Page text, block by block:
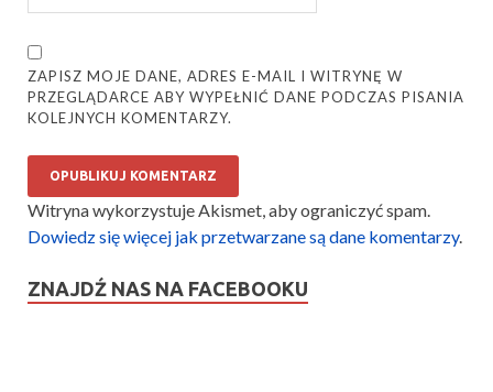
ZAPISZ MOJE DANE, ADRES E-MAIL I WITRYNĘ W
PRZEGLĄDARCE ABY WYPEŁNIĆ DANE PODCZAS PISANIA
KOLEJNYCH KOMENTARZY.
Witryna wykorzystuje Akismet, aby ograniczyć spam.
Dowiedz się więcej jak przetwarzane są dane komentarzy.
ZNAJDŹ NAS NA FACEBOOKU